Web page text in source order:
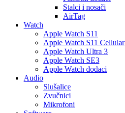
Stalci i nosači
AirTag
Watch
Apple Watch S11
Apple Watch S11 Cellular
Apple Watch Ultra 3
Apple Watch SE3
Apple Watch dodaci
Audio
Slušalice
Zvučnici
Mikrofoni